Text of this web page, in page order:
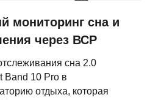
мониторинг сна и
через ВСР
сна 2.0
Band 10 Pro в
отдыха, которая